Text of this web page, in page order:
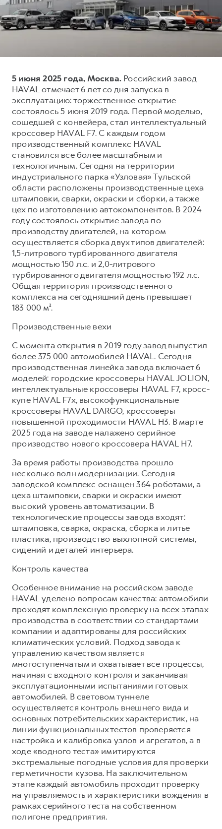
Тест-драйв
Трейд-ин
Кредитный калькулятор
Страхование
Кредит
КОРПОРАТИВНЫМ КЛИЕНТАМ
Для малого бизнеса
Корпоративным клиентам
Крупным корпоративным клиентам
Система управления автопарком
Сервис для корпоративных клиентов
HAVAL Лизинг
АКСЕССУАРЫ HAVAL
Автомобильные аксессуары
Коллекция PRO
СЕРВИСНОЕ ОБСЛУЖИВАНИЕ
Нулевое ТО
Электронный ПТС
ПОДДЕРЖКА
GWM Безопасность
Гарантия HAVAL
Мобильное приложение GWM
Программа «HAVAL Защита+»
Руководства по эксплуатации
Подписки
АКСЕССУАРЫ HAVAL
Автомобильные аксессуары
Коллекция PRO
Коллекция Базовая
Коллекция Детская
О дилере
Наша команда
5 июня 2025 года, Москва. Российский завод
HAVAL отмечает 6 лет со дня запуска в
эксплуатацию: торжественное открытие
состоялось 5 июня 2019 года. Первой моделью,
сошедшей с конвейера, стал интеллектуальный
кроссовер HAVAL F7. С каждым годом
производственный комплекс HAVAL
становился все более масштабным и
технологичным. Сегодня на территории
индустриального парка «Узловая» Тульской
области расположены производственные цеха
штамповки, сварки, окраски и сборки, а также
цех по изготовлению автокомпонентов. В 2024
году состоялось открытие завода по
производству двигателей, на котором
осуществляется сборка двух типов двигателей:
1,5-литрового турбированного двигателя
мощностью 150 л.с. и 2,0-литрового
турбированного двигателя мощностью 192 л.с.
Общая территория производственного
комплекса на сегодняшний день превышает
183 000 м².
Производственные вехи
С момента открытия в 2019 году завод выпустил
более 375 000 автомобилей HAVAL. Сегодня
производственная линейка завода включает 6
моделей: городские кроссоверы HAVAL JOLION,
интеллектуальные кроссоверы HAVAL F7, кросс-
купе HAVAL F7x, высокофункциональные
кроссоверы HAVAL DARGO, кроссоверы
повышенной проходимости HAVAL H3. В марте
2025 года на заводе налажено серийное
производство нового кроссовера HAVAL H7.
За время работы производства прошло
несколько волн модернизации. Сегодня
заводской комплекс оснащен 364 роботами, а
цеха штамповки, сварки и окраски имеют
высокий уровень автоматизации. В
технологические процессы завода входят:
штамповка, сварка, окраска, сборка и литье
пластика, производство выхлопной системы,
сидений и деталей интерьера.
Контроль качества
Особенное внимание на российском заводе
HAVAL уделено вопросам качества: автомобили
проходят комплексную проверку на всех этапах
производства в соответствии со стандартами
компании и адаптированы для российских
климатических условий. Подход завода к
управлению качеством является
многоступенчатым и охватывает все процессы,
начиная с входного контроля и заканчивая
эксплуатационными испытаниями готовых
автомобилей. В световом туннеле
осуществляется контроль внешнего вида и
основных потребительских характеристик, на
линии функциональных тестов проверяется
настройка и калибровка узлов и агрегатов, а в
ходе «водного теста» имитируются
экстремальные погодные условия для проверки
герметичности кузова. На заключительном
этапе каждый автомобиль проходит проверку
на управляемость и характеристики вождения в
рамках серийного теста на собственном
полигоне предприятия.